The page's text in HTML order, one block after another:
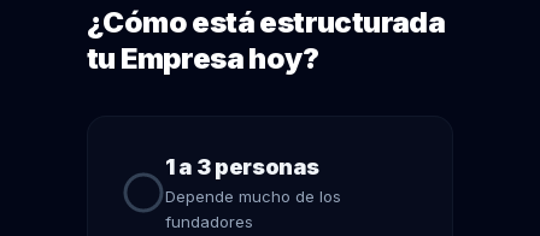
¿Cómo está estructurada
tu Empresa hoy?
1 a 3 personas
Depende mucho de los
fundadores